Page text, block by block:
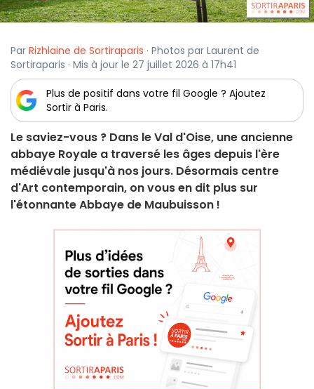
Par Rizhlaine de Sortiraparis · Photos par Laurent de
Sortiraparis · Mis à jour le 27 juillet 2026 à 17h41
Plus de positif dans votre fil Google ? Ajoutez
Sortir à Paris.
Le saviez-vous ? Dans le Val d'Oise, une ancienne
abbaye Royale a traversé les âges depuis l'ère
médiévale jusqu'à nos jours. Désormais centre
d'Art contemporain, on vous en dit plus sur
l'étonnante Abbaye de Maubuisson !